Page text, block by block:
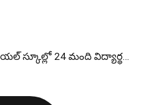
స్కూల్లో 24 మంది విద్యార్థ…